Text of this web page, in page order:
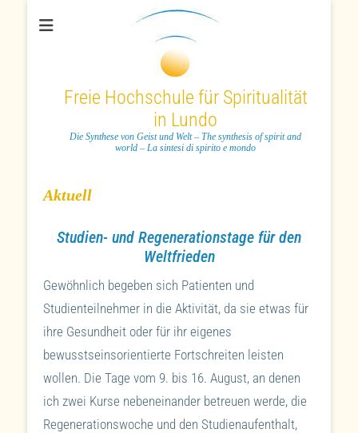
Freie Hochschule für Spiritualität
in Lundo
Die Synthese von Geist und Welt – The synthesis of spirit and
world – La sintesi di spirito e mondo
Aktuell
Studien- und Regenerationstage für den
Weltfrieden
Gewöhnlich begeben sich Patienten und
Studienteilnehmer in die Aktivität, da sie etwas für
ihre Gesundheit oder für ihr eigenes
bewusstseinsorientierte Fortschreiten leisten
wollen. Die Tage vom 9. bis 16. August, an denen
ich zwei Kurse nebeneinander betreuen werde, die
Regenerationswoche und den Studienaufenthalt,